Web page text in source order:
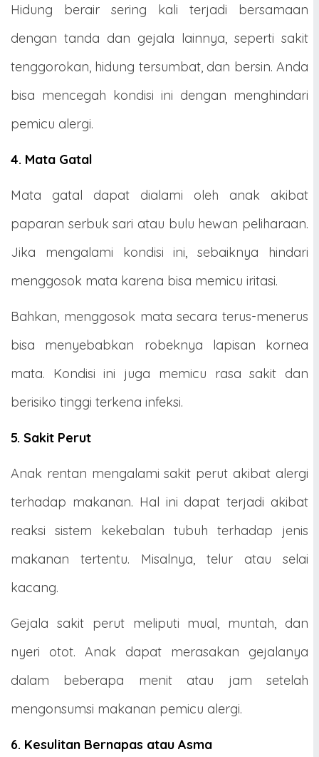
Hidung berair sering kali terjadi bersamaan
dengan tanda dan gejala lainnya, seperti sakit
tenggorokan, hidung tersumbat, dan bersin. Anda
bisa mencegah kondisi ini dengan menghindari
pemicu alergi.
4. Mata Gatal
Mata gatal dapat dialami oleh anak akibat
paparan serbuk sari atau bulu hewan peliharaan.
Jika mengalami kondisi ini, sebaiknya hindari
menggosok mata karena bisa memicu iritasi.
Bahkan, menggosok mata secara terus-menerus
bisa menyebabkan robeknya lapisan kornea
mata. Kondisi ini juga memicu rasa sakit dan
berisiko tinggi terkena infeksi.
5. Sakit Perut
Anak rentan mengalami sakit perut akibat alergi
terhadap makanan. Hal ini dapat terjadi akibat
reaksi sistem kekebalan tubuh terhadap jenis
makanan tertentu. Misalnya, telur atau selai
kacang.
Gejala sakit perut meliputi mual, muntah, dan
nyeri otot. Anak dapat merasakan gejalanya
dalam beberapa menit atau jam setelah
mengonsumsi makanan pemicu alergi.
6. Kesulitan Bernapas atau Asma